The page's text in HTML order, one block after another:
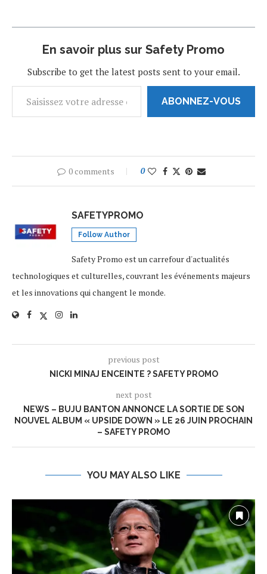
En savoir plus sur Safety Promo
Subscribe to get the latest posts sent to your email.
ABONNEZ-VOUS
0 comments 0
SAFETYPROMO
Follow Author
Safety Promo est un carrefour d'actualités
technologiques et culturelles, couvrant les événements majeurs
et les innovations qui changent le monde.
previous post
NICKI MINAJ ENCEINTE ? SAFETY PROMO
next post
NEWS – BUJU BANTON ANNONCE LA SORTIE DE SON
NOUVEL ALBUM « UPSIDE DOWN » LE 26 JUIN PROCHAIN
– SAFETY PROMO
YOU MAY ALSO LIKE